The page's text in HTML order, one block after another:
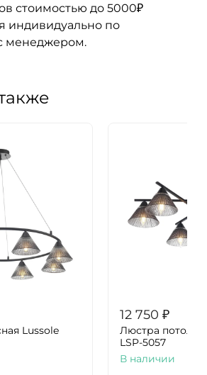
стоимостью до 5000₽
индивидуально по
менеджером.
Lussole
12 750 ₽
Люстра
LSP-5057
В наличии